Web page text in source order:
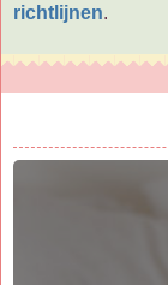
richtlijnen.